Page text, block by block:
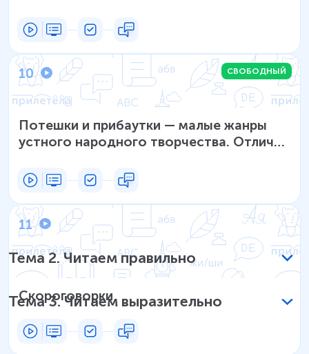
10 СВОБОДНЫЙ
Потешки и прибаутки — малые жанры
устного народного творчества. Отличия
средство создания образа
11
Скороговорки
Тема2.Читаем правильно
Тема3.Читаем выразительно